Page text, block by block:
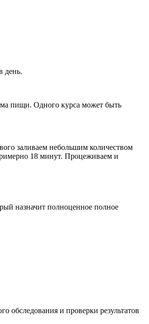
день.
пищи. Одного курса может быть
заливаем небольшим количеством
18 минут. Процеживаем и
назначит полноценное полное
обследования и проверки результатов